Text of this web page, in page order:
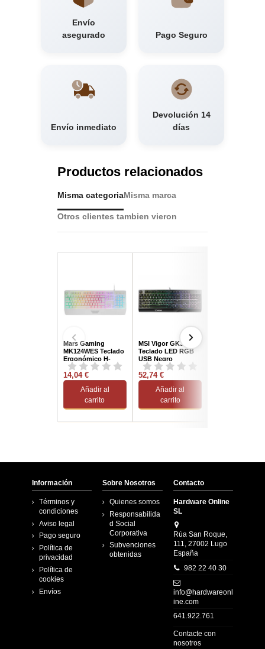
Envío
asegurado
Pago Seguro
Envío inmediato
Devolución 14
días
Productos relacionados
Misma categoriaMisma marca
Otros clientes tambien vieron
Mars Gaming
MK124WES Teclado
Ergonómico H-
Mech FRGB
Reposamuñecas
Antighosting
Español...
14,04 €
Añadir al
carrito
MSI Vigor GK30
Teclado LED RGB
USB Negro
52,74 €
Añadir al
carrito
Información
Términos y
condiciones
Aviso legal
Pago seguro
Política de
privacidad
Política de
cookies
Envíos
Sobre Nosotros
Quienes somos
Responsabilida
d Social
Corporativa
Subvenciones
obtenidas
Contacto
Hardware Online
SL
Rúa San Roque,
111, 27002 Lugo
España
982 22 40 30
info@hardwareonl
ine.com
641.922.761
Contacte con
nosotros